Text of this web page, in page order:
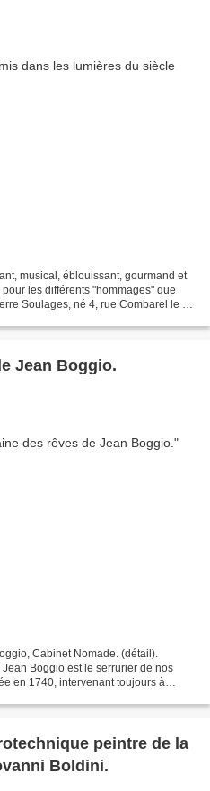
musical, éblouissant, gourmand et
les différents "hommages" que
Soulages, né 4, rue Combarel le 24
Jean Boggio.
Cabinet Nomade. (détail).
Boggio est le serrurier de nos
en 1740, intervenant toujours à
peintre de la
Boldini.